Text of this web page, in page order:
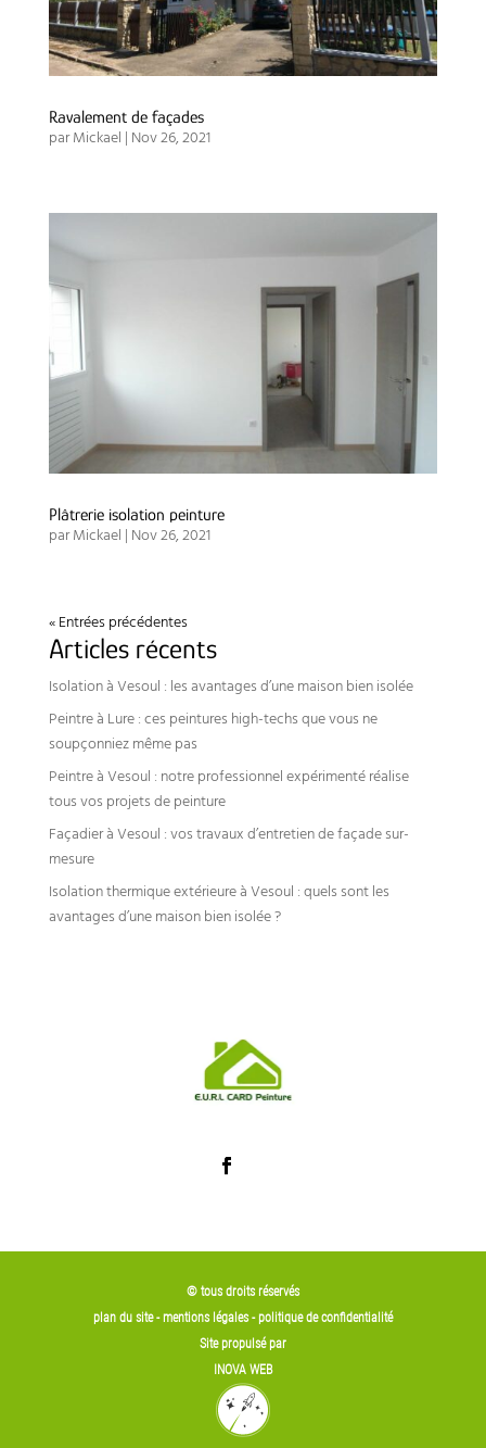
Ravalement de façades
parMickael | Nov 26, 2021
Plâtrerie isolation peinture
parMickael | Nov 26, 2021
« Entrées précédentes
Articles récents
Isolation à Vesoul : les avantages d’une maison bien isolée
Peintre à Lure : ces peintures high-techs que vous ne
soupçonniez même pas
Peintre à Vesoul : notre professionnel expérimenté réalise
tous vos projets de peinture
Façadier à Vesoul : vos travaux d’entretien de façade sur-
mesure
Isolation thermique extérieure à Vesoul : quels sont les
avantages d’une maison bien isolée ?
© tous droits réservés
plan du site-mentions légales -politique de confidentialité
Site propulsé par
INOVA WEB